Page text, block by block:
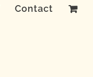
Contact